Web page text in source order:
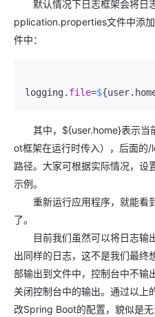
默认情况下日志框架会将日
pplication.properties文件中添
件中：
logging. file=$
其中，${user.home}表示当
ot框架在运行时传入），后面的
路径。大家可根据实际情况，设
示例。
重新运行应用程序，就能看
了。
目前我们虽然可以将日志输
出同样的日志，这不是我们最终
部输出到文件中，控制台中不输
关闭控制台中的输出。通过以上
改Spring Boot的配置，貌似是无